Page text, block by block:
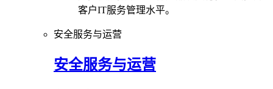
客户IT服务管理水平。
安全服务与运营
安全服务与运营